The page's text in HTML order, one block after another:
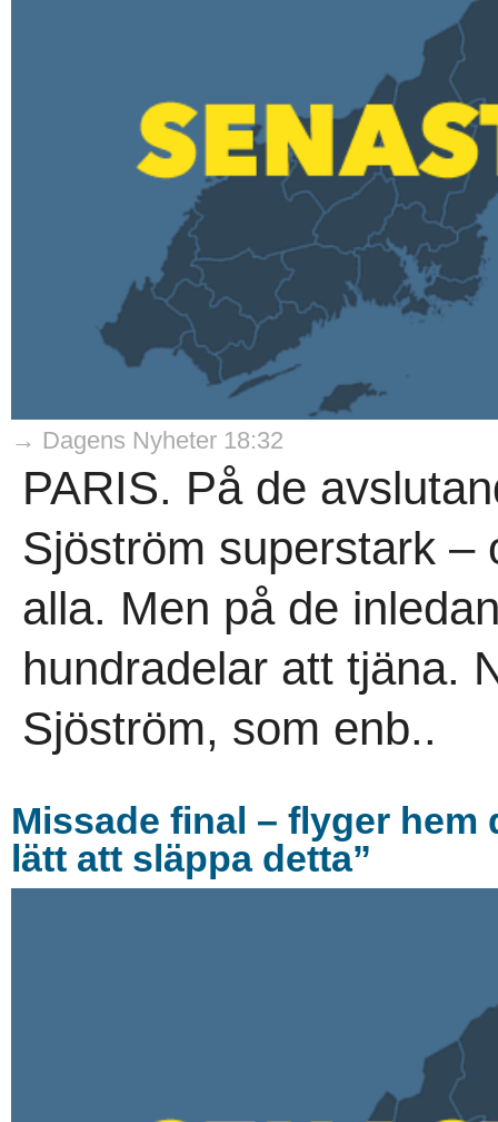
→ Dagens Nyheter 18:32
PARIS. På de
Sjöström superstark –
alla. Men på de
hundradelar att tjäna.
Sjöström, som enb..
Missade final – flyger
lätt att släppa detta”